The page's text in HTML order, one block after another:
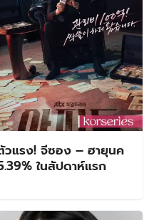
แรง! จีซอง – ฮายุนค
ในสัปดาห์แรก